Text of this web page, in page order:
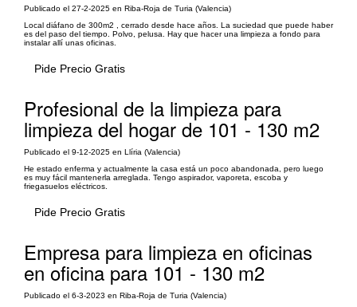
Publicado el 27-2-2025 en Riba-Roja de Turia (Valencia)
Local diáfano de 300m2 , cerrado desde hace años. La suciedad que puede haber
es del paso del tiempo. Polvo, pelusa. Hay que hacer una limpieza a fondo para
instalar allí unas oficinas.
Pide Precio Gratis
Profesional de la limpieza para
limpieza del hogar de 101 - 130 m2
Publicado el 9-12-2025 en Llíria (Valencia)
He estado enferma y actualmente la casa está un poco abandonada, pero luego
es muy fácil mantenerla arreglada. Tengo aspirador, vaporeta, escoba y
friegasuelos eléctricos.
Pide Precio Gratis
Empresa para limpieza en oficinas
en oficina para 101 - 130 m2
Publicado el 6-3-2023 en Riba-Roja de Turia (Valencia)